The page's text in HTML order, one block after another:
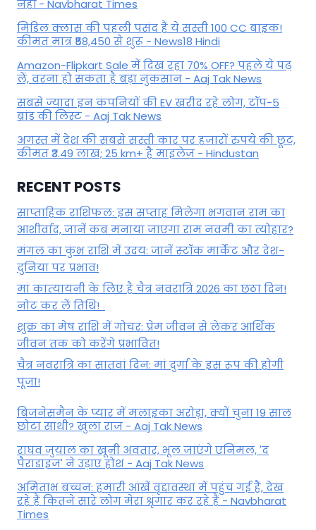
नहीं - Navbharat Times
मिडिल क्लास की पहली पसंद हैं ये सस्ती 100 CC बाइक!
कीमत मात्र ₹58,450 से शुरू - News18 Hindi
Amazon-Flipkart Sale में दिख रहा 70% OFF? पहले ये पढ़
लें, वरना हो सकता है बड़ा नुकसान - Aaj Tak News
सबसे ज्यादा इन कंपनियों की EV खरीद रहे लोग, टॉप-5
ब्रांड की लिस्ट - Aaj Tak News
अगस्त में देश की सबसे सस्ती कार पर हजारों रुपये की छूट,
कीमत ₹3.49 लाख; 25 km+ है माइलेज - Hindustan
RECENT POSTS
साप्ताहिक राशिफल: इस सप्ताह मिलेगा भगवान राम का
आशीर्वाद, जानें कब मनाया जाएगा राम नवमी का त्योहार?
मंगल का कुंभ राशि में उदय: जानें स्‍टॉक मार्केट और देश-
दुनिया पर प्रभाव!
मां कात्‍यायनी के लिए है चैत्र नवरात्रि 2026 का छठा दिन!
नोट कर लें तिथि!
शुक्र का मेष राशि में गोचर: प्रेम जीवन से लेकर आर्थिक
जीवन तक को करेंगे प्रभावित!
चैत्र नवरात्रि का सातवां दिन: मां दुर्गा के इस रूप की होगी
पूजा!
बिजनेसमैन के प्यार में मलाइका अरोड़ा, क्यों चुना 19 साल
छोटा साथी? खुला राज - Aaj Tak News
राघव जुयाल का खूनी अवतार, भूल जाएंगे एनिमल, 'द
पैराडाइज' ने उड़ाए होश - Aaj Tak News
अमिताभ बच्चन: हमारी आंखें वृद्दावस्था में पहुंच गई हैं, देख
रहे हैं कितने सारे लोग मेरा श्रृंगार कर रहे हैं - Navbharat
Times